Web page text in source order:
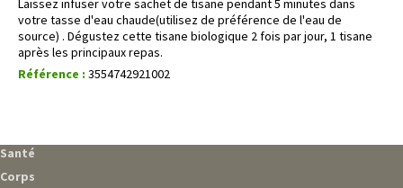
Laissez infuser votre sachet de tisane pendant 5 minutes dans
votre tasse d'eau chaude(utilisez de préférence de l'eau de
source) . Dégustez cette tisane biologique 2 fois par jour, 1 tisane
après les principaux repas.
Référence : 3554742921002
Santé
Corps